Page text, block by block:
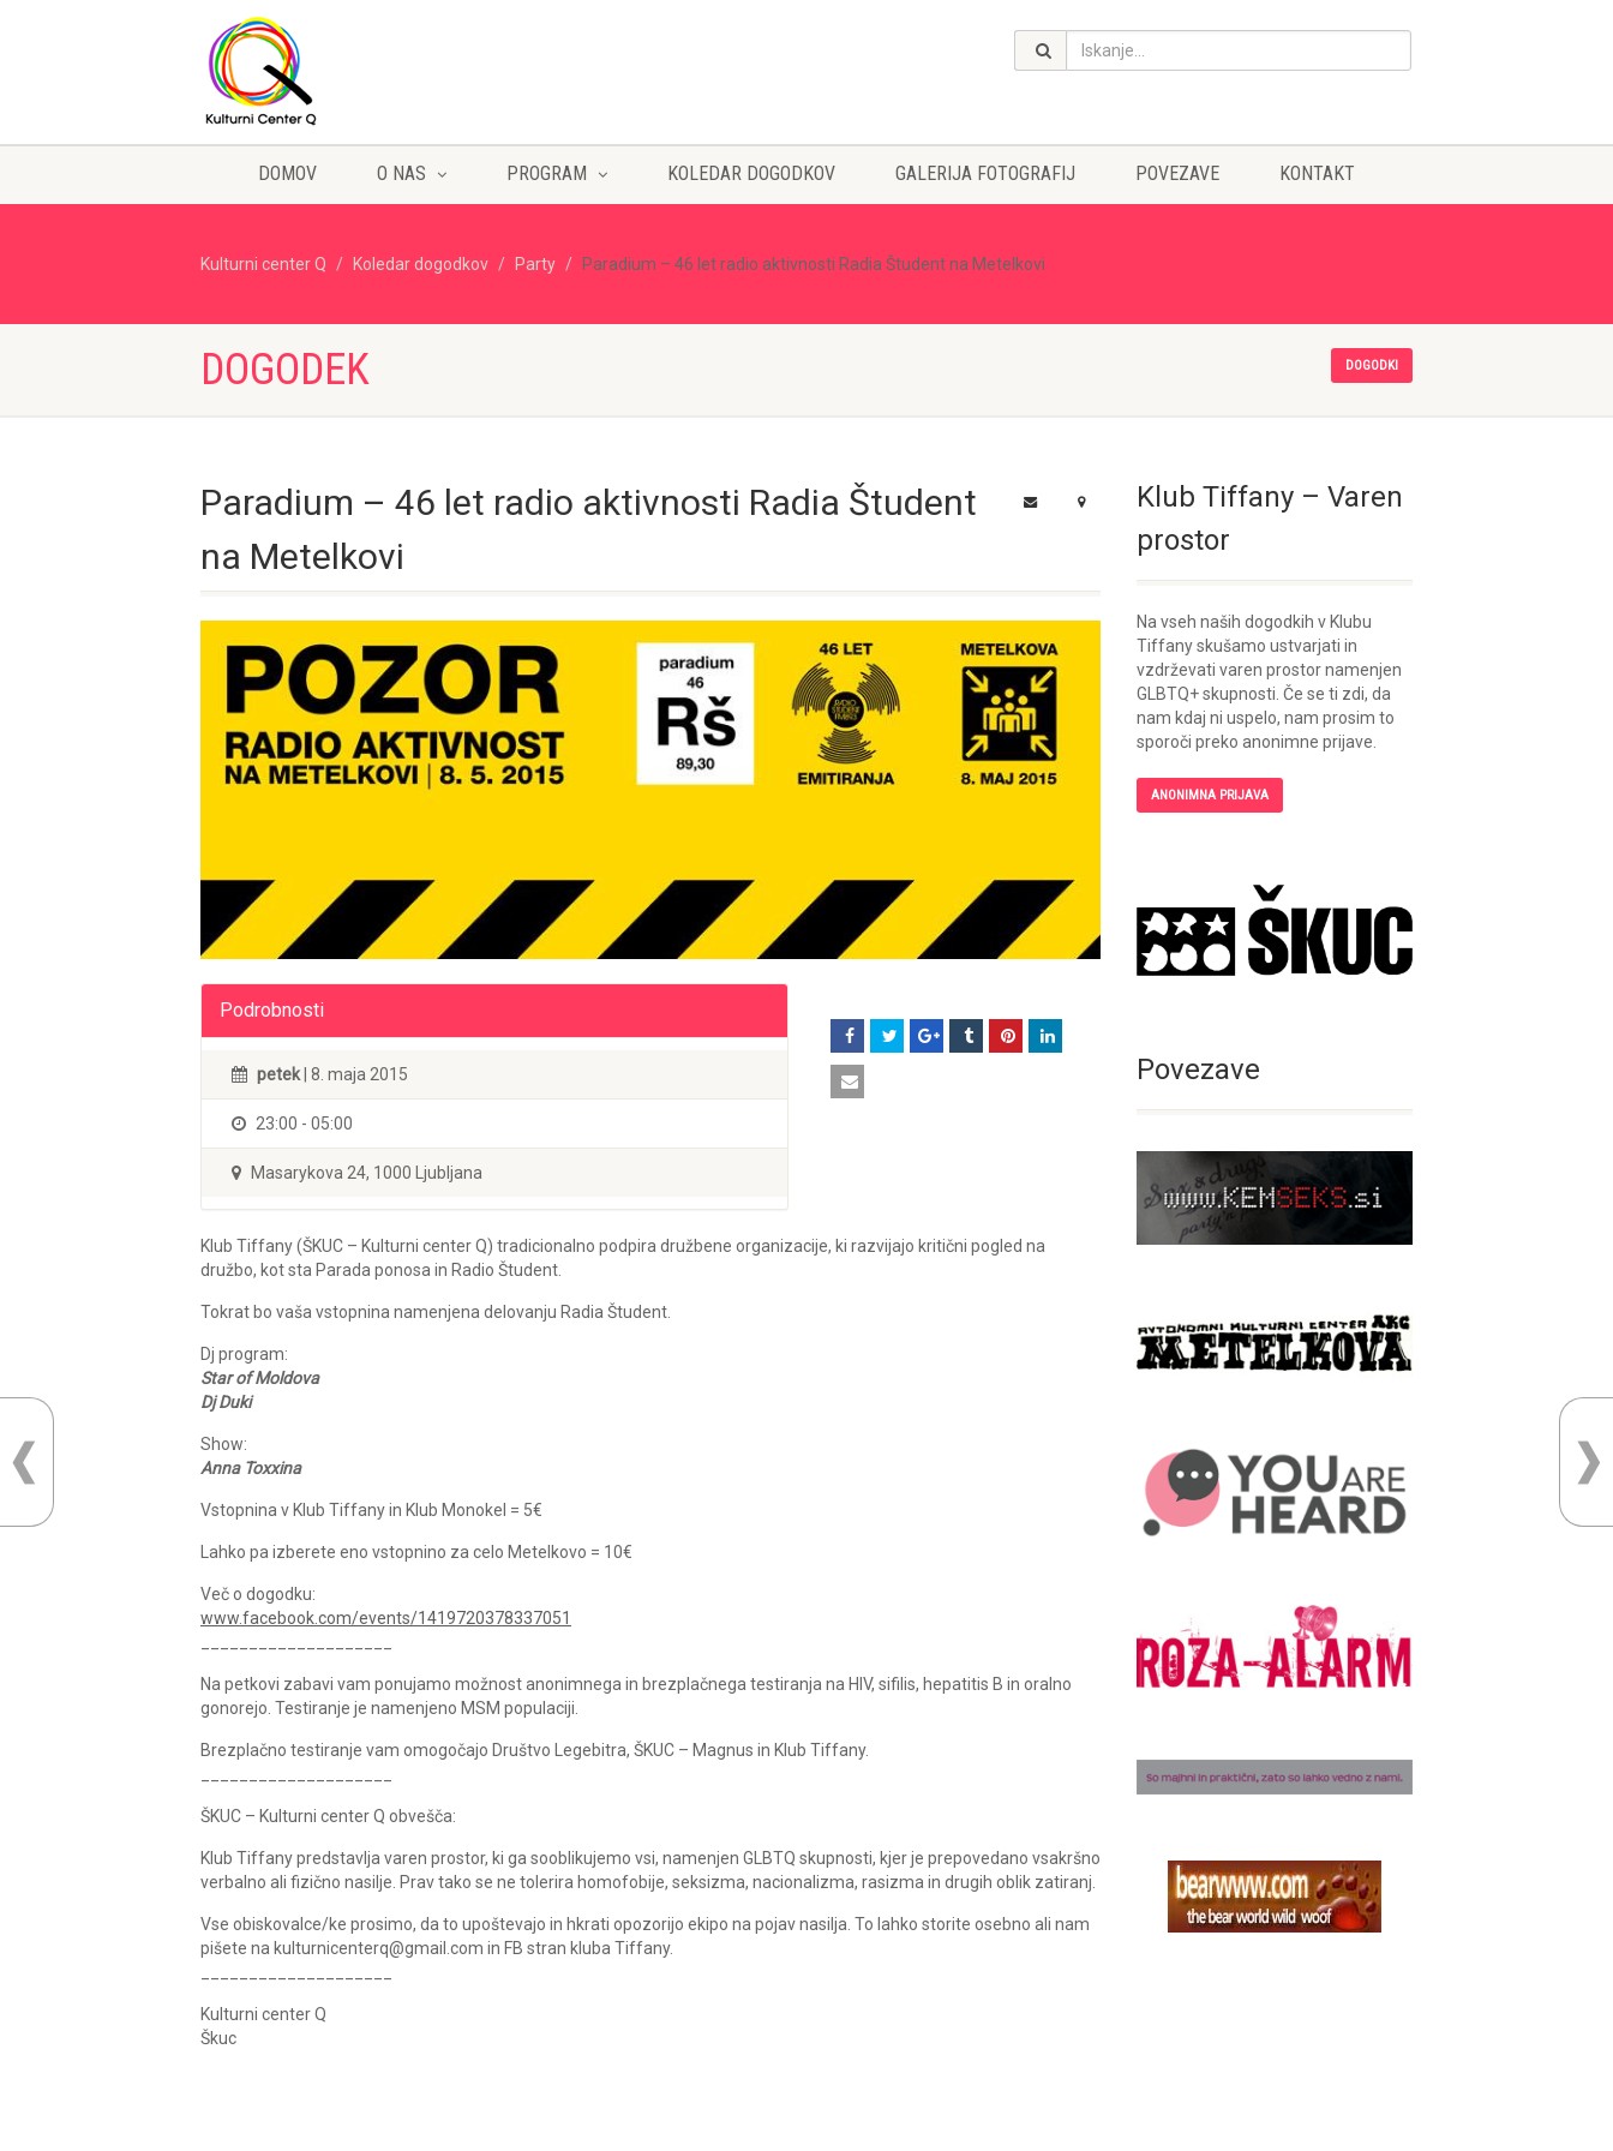
DOMOV O NAS PROGRAM KOLEDAR DOGODKOV GALERIJA FOTOGRAFIJ POVEZAVE KONTAKT
Kulturni center Q Koledar dogodkov Party Paradium – 46 let radio aktivnosti Radia Študent na Metelkovi
DOGODEK DOGODKI
Paradium – 46 let radio aktivnosti Radia Študent
na Metelkovi
Podrobnosti
petek| 8. maja 2015
23:00 - 05:00
Masarykova 24, 1000 Ljubljana
Klub Tiffany (ŠKUC – Kulturni center Q) tradicionalno podpira družbene organizacije, ki razvijajo kritični pogled na
družbo, kot sta Parada ponosa in Radio Študent.
Tokrat bo vaša vstopnina namenjena delovanju Radia Študent.
Dj program:
Star of Moldova
Dj Duki
Show:
Anna Toxxina
Vstopnina v Klub Tiffany in Klub Monokel = 5€
Lahko pa izberete eno vstopnino za celo Metelkovo = 10€
Več o dogodku:
www.facebook.com/events/1419720378337051
Na petkovi zabavi vam ponujamo možnost anonimnega in brezplačnega testiranja na HIV, sifilis, hepatitis B in oralno
gonorejo. Testiranje je namenjeno MSM populaciji.
Brezplačno testiranje vam omogočajo Društvo Legebitra, ŠKUC – Magnus in Klub Tiffany.
ŠKUC – Kulturni center Q obvešča:
Klub Tiffany predstavlja varen prostor, ki ga sooblikujemo vsi, namenjen GLBTQ skupnosti, kjer je prepovedano vsakršno
verbalno ali fizično nasilje. Prav tako se ne tolerira homofobije, seksizma, nacionalizma, rasizma in drugih oblik zatiranj.
Vse obiskovalce/ke prosimo, da to upoštevajo in hkrati opozorijo ekipo na pojav nasilja. To lahko storite osebno ali nam
pišete na kulturnicenterq@gmail.com in FB stran kluba Tiffany.
Kulturni center Q
Škuc
Klub Tiffany – Varen
prostor
Na vseh naših dogodkih v Klubu
Tiffany skušamo ustvarjati in
vzdrževati varen prostor namenjen
GLBTQ+ skupnosti. Če se ti zdi, da
nam kdaj ni uspelo, nam prosim to
sporoči preko anonimne prijave.
ANONIMNA PRIJAVA
Povezave